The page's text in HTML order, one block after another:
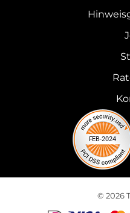
© 2026